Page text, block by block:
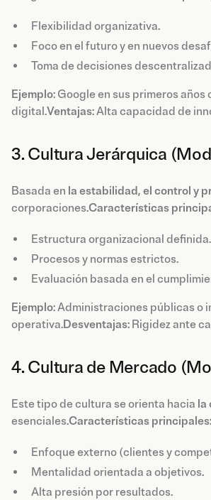
Flexibilidad organizativa.
Foco en el futuro y en nuevos
Toma de decisiones
Ejemplo: Google en sus primeros
digital.Ventajas: Alta capacidad de
3. Cultura Jerárquica
Basada en la estabilidad, el control y
corporaciones.Características
Estructura organizacional definida.
Procesos y normas estrictos.
Evaluación basada en el
Ejemplo: Administraciones públicas o
operativa.Desventajas: Rigidez ante
4. Cultura de Mercado
Este tipo de cultura se orienta hacia la
esenciales.Características principales:
Enfoque externo (clientes y
Mentalidad orientada a objetivos.
Alta presión por resultados.